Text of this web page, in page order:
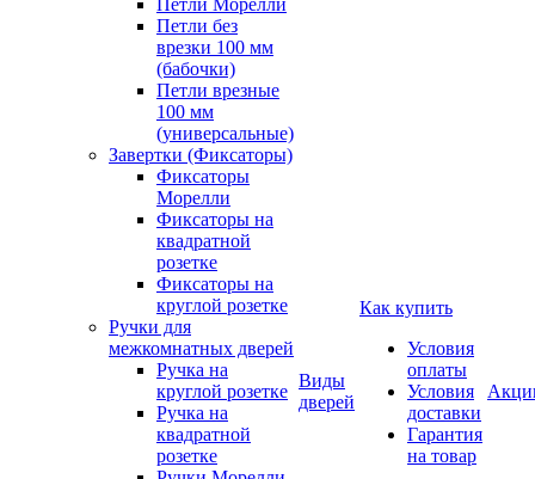
Петли Морелли
Петли без
врезки 100 мм
(бабочки)
Петли врезные
100 мм
(универсальные)
Завертки (Фиксаторы)
Фиксаторы
Морелли
Фиксаторы на
квадратной
розетке
Фиксаторы на
круглой розетке
Ручки для
межкомнатных дверей
Ручка на
круглой розетке
Ручка на
квадратной
розетке
Виды
дверей
Как купить
Условия
оплаты
Условия
доставки
Гарантия
на товар